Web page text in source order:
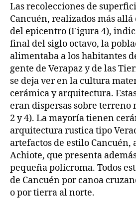
Las recolecciones de
Cancuén, realizados más
del epicentro (Figura 4),
final del siglo octavo, la
alimentaba a los habitantes
gente de Verapaz y de las
se deja ver en la cultura
cerámica y arquitectura.
eran dispersas sobre
2 y 4). La mayoría tienen
arquitectura rustica tipo
artefactos de estilo Cancuén,
Achiote, que presenta
pequeña policroma. Todos
de Cancuén por canoa
o por tierra al norte.